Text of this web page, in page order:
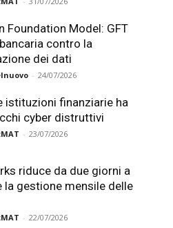
Foundation Model: GFT
contro la
dei dati
- 24/07/2026
istituzioni finanziarie ha
cyber distruttivi
- 23/07/2026
riduce da due giorni a
la gestione mensile delle
- 22/07/2026